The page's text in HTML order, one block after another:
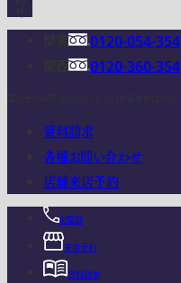
0120-054-354
0120-360-354
資料請求
各種お問い合わせ
店舗来店予約
お電話
来店予約
資料請求